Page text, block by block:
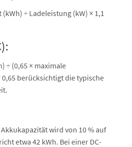
÷ Ladeleistung (kW) × 1,1
÷ (0,65 × maximale
berücksichtigt die typische
wird von 10 % auf
etwa 42 kWh. Bei einer DC-